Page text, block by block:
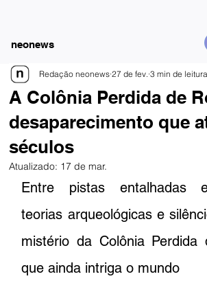
neonews
A Colônia Perdida de
desaparecimento que
séculos
Redação neonews 27 de fev. 3 min de leitura
Atualizado: 17 de mar.
Entre pistas entalhadas
teorias arqueológicas e
mistério da Colônia Perdida
que ainda intriga o mundo